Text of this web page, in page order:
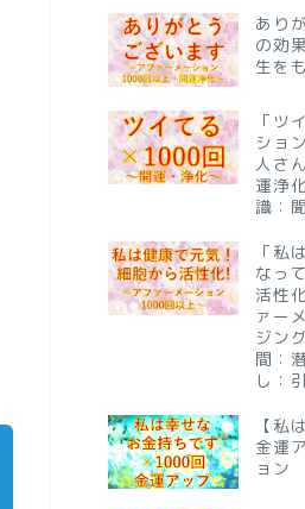
あり
の効
生を
「ツ
ショ
人さ
運浄
識：
「私
なっ
活性
ァー
ジン
間：
し：
【私
金運
ョン